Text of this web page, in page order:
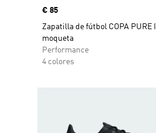
Precio
€ 85
Zapatilla de fútbol COPA PURE
moqueta
Performance
4 colores